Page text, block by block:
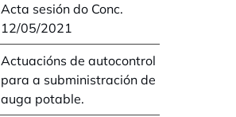
Acta sesión do Conc.
12/05/2021
Actuacións de autocontrol
para a subministración de
auga potable.